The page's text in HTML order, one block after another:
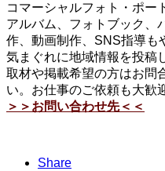
コマーシャルフォト・ポー
アルバム、フォトブック、
作、動画制作、SNS指導も
気まぐれに地域情報を投稿
取材や掲載希望の方はお問
い。お仕事のご依頼も大歓
＞＞お問い合わせ先＜＜
Share